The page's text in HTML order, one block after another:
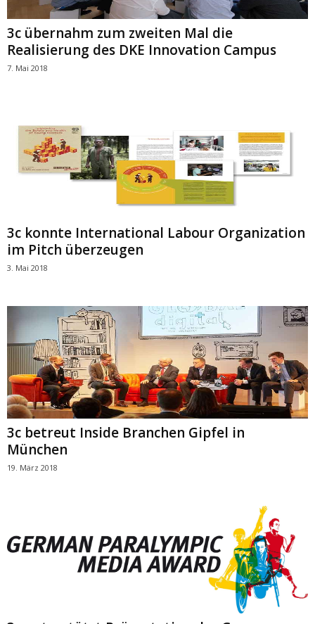
3c übernahm zum zweiten Mal die
Realisierung des DKE Innovation Campus
7. Mai 2018
3c konnte International Labour Organization
im Pitch überzeugen
3. Mai 2018
3c betreut Inside Branchen Gipfel in
München
19. März 2018